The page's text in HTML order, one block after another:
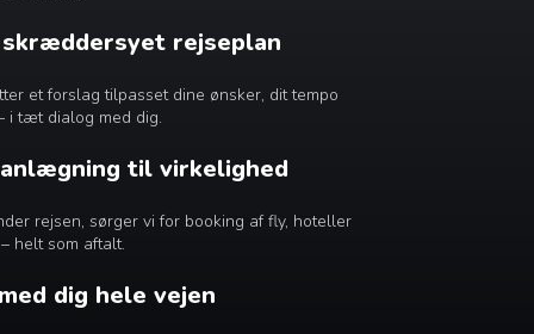
skræddersyet rejseplan
et forslag tilpasset dine ønsker, dit tempo
i tæt dialog med dig.
til virkelighed
rejsen, sørger vi for booking af fly, hoteller
helt som aftalt.
dig hele vejen